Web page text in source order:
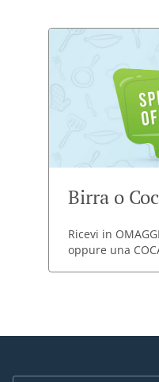
Birra o
Ricevi in
oppure una